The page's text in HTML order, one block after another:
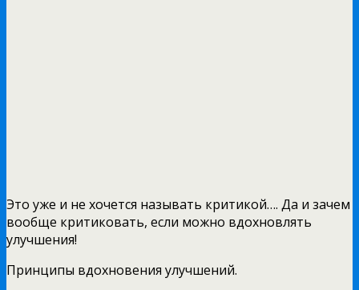
Это уже и не хочется называть критикой…. Да и зачем
вообще критиковать, если можно вдохновлять
улучшения!
Принципы вдохновения улучшений.